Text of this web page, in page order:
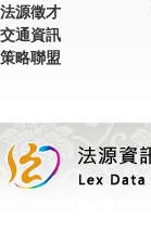
法源徵才
交通資訊
策略聯盟